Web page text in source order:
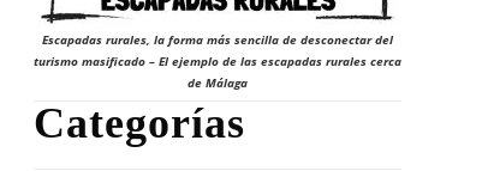
Escapadas rurales, la forma más sencilla de desconectar del
turismo masificado – El ejemplo de las escapadas rurales cerca
de Málaga
Categorías